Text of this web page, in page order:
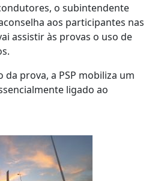
o subintendente
aos participantes nas
assistir às provas o uso de
da prova, a PSP mobiliza um
ligado ao